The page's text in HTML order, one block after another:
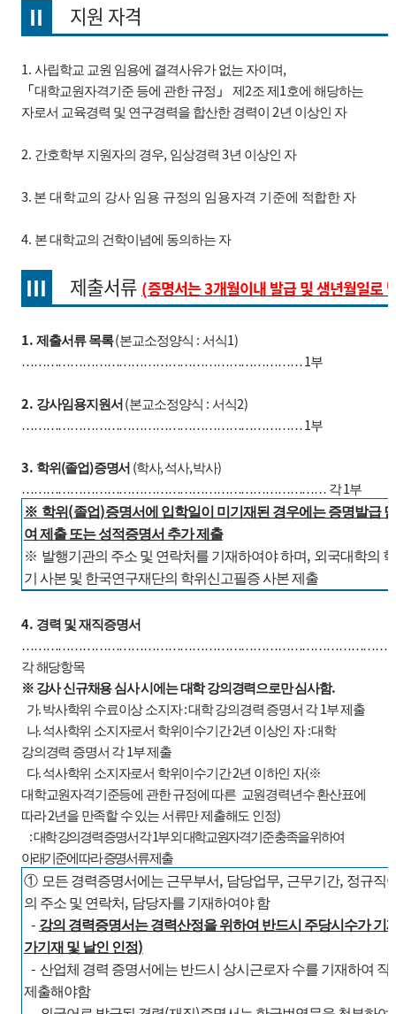
Ⅱ 지원 자격
1. 사립학교 교원 임용에 결격사유가 없는 자이며,
「 대학교원자격기준 등에 관한 규정 」 제 2조제 1호에 해당하는
자로서 교육경력 및 연구경력을 합산한 경력이 2년 이상인 자
2. 간호학부 지원자의 경우, 임상경력 3년 이상인 자
3. 본 대학교의 강사 임용 규정의 임용자격 기준에 적합한 자
4. 본 대학교의 건학이념에 동의하는 자
Ⅲ 제출서류 (증명서는3개월이내 발급 및 생년월일로
1. 제출서류 목록(본교소정양식 : 서식1)
……………………………………………………………1부
2. 강사임용지원서 (본교소정양식 : 서식2)
……………………………………………………………1부
3. 학위(졸업)증명서 (학사,석사,박사)
………………………………………………………………… 각1부
※ 학위(졸업)증명서에 입학일이 미기재된 경우에는 증명발급
여 제출 또는 성적증명서 추가 제출
※ 발행기관의 주소 및 연락처를 기재하여야 하며, 외국대학의
기 사본 및 한국연구재단의 학위신고필증 사본 제출
4. 경력 및 재직증명서
………………………………………………………………………………
각 해당항목
※ 강사 신규채용 심사 시에는 대학 강의경력으로만 심사함.
가.박사학위 수료이상 소지자:대학 강의경력 증명서 각1부 제출
나.석사학위 소지자로서 학위이수기간2년 이상인 자:대학
강의경력 증명서 각1부 제출
다.석사학위 소지자로서 학위이수기간2년 이하인 자(※
대학교원자격기준등에 관한 규정에 따른 교원경력년수 환산표에
따라2년을 만족할 수 있는 서류만 제출해도 인정)
:대학 강의경력 증명서 각1부 외 대학교원자격기준 충족을 위하여
아래기준에 따라 증명서류 제출
① 모든 경력증명서에는 근무부서, 담당업무, 근무기간, 정규직
의 주소 및 연락처, 담당자를 기재하여야 함
- 강의 경력증명서는 경력산정을 위하여 반드시 주당시수가 기
가기재 및 날인 인정)
- 산업체 경력 증명서에는 반드시 상시근로자 수를 기재하여 직
제출해야함